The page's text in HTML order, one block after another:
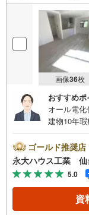
画像36枚
おすすめポ
オール電
建物10年
では当社の
動産知識＞
産を取り扱
て環境や行
物件選び
きます。
ゴールド推奨店
永大ハウス工業 仙
5.0
資